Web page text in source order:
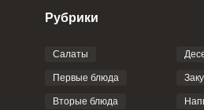
Рубрики
Салаты
Первые блюда
Вторые блюда